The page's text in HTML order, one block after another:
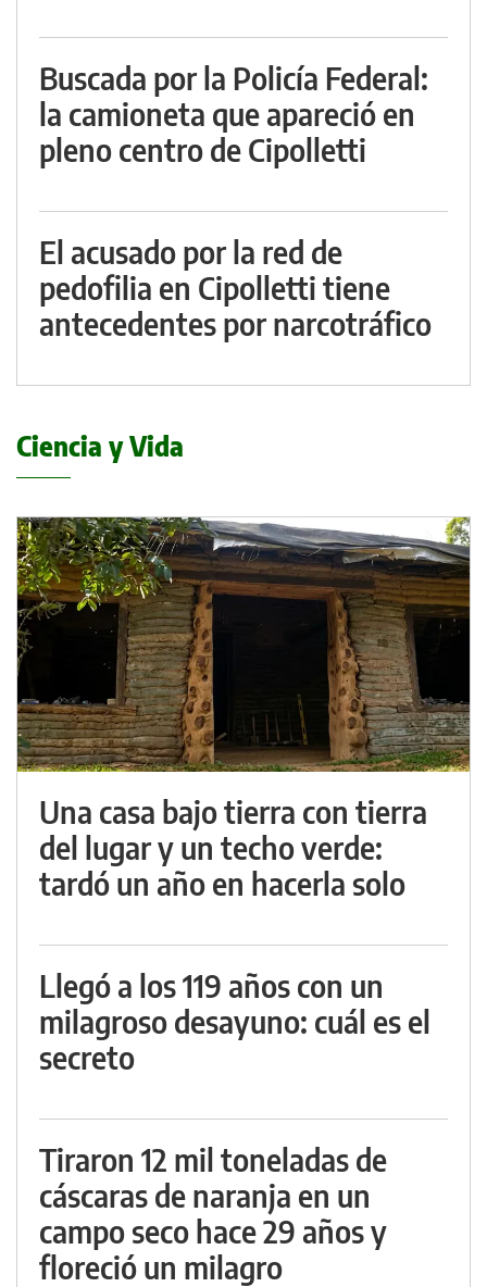
Buscada por la Policía Federal:
la camioneta que apareció en
pleno centro de Cipolletti
El acusado por la red de
pedofilia en Cipolletti tiene
antecedentes por narcotráfico
Ciencia y Vida
Una casa bajo tierra con tierra
del lugar y un techo verde:
tardó un año en hacerla solo
Llegó a los 119 años con un
milagroso desayuno: cuál es el
secreto
Tiraron 12 mil toneladas de
cáscaras de naranja en un
campo seco hace 29 años y
floreció un milagro